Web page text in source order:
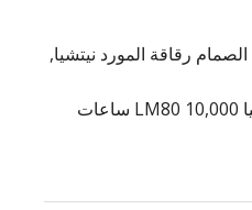
الصمام رقاقة المورد نيتشيا,
أقل تسوس ضوء, رؤية نيتشيا LM80 10,000 ساعات